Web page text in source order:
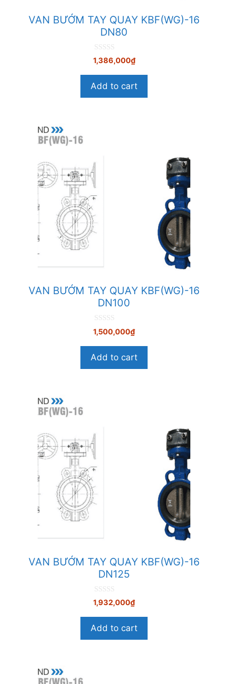
VAN BƯỚM TAY QUAY KBF(WG)-16
DN80
0
n
à
5
1,386,000₫
Add to cart
VAN BƯỚM TAY QUAY KBF(WG)-16
DN100
0
n
à
5
1,500,000₫
Add to cart
VAN BƯỚM TAY QUAY KBF(WG)-16
DN125
0
n
à
1,932,000₫
Add to cart